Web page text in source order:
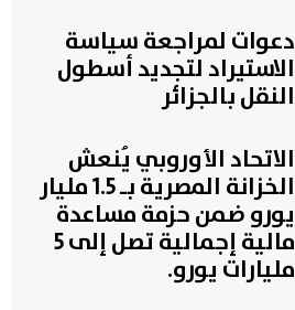
دعوات لمراجعة سياسة
الاستيراد لتجديد أسطول
النقل بالجزائر
الاتحاد الأوروبي يُنعش
الخزانة المصرية بـ 1.5 مليار
يورو ضمن حزمة مساعدة
مالية إجمالية تصل إلى 5
مليارات يورو.